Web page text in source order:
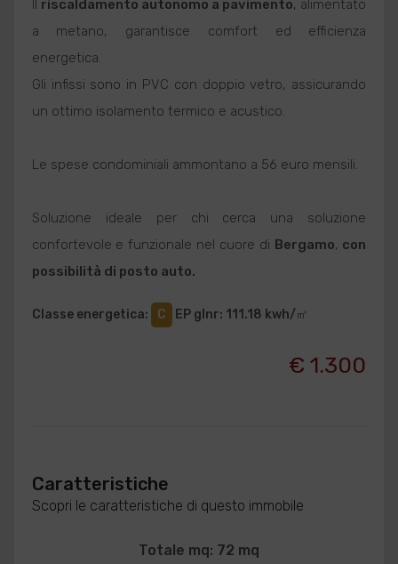
Il riscaldamento autonomo a pavimento, alimentato
a metano, garantisce comfort ed efficienza
energetica.
Gli infissi sono in PVC con doppio vetro, assicurando
un ottimo isolamento termico e acustico.
Le spese condominiali ammontano a 56 euro mensili.
Soluzione ideale per chi cerca una soluzione
confortevole e funzionale nel cuore di Bergamo, con
possibilità di posto auto.
Classe energetica: C EP glnr: 111.18 kwh/㎡
€ 1.300
Caratteristiche
Scopri le caratteristiche di questo immobile
Totale mq: 72 mq